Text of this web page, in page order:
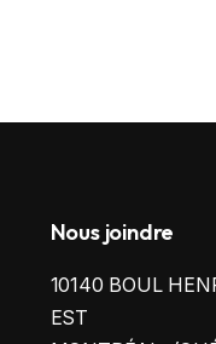
Nous joindre
10140 BOUL
EST